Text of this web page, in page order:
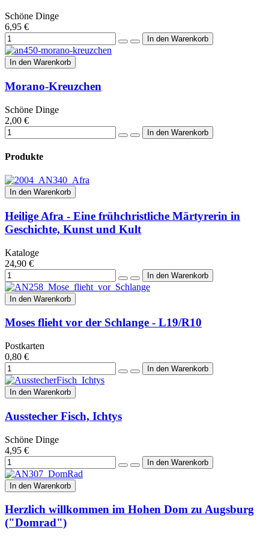
Schöne Dinge
6,95 €
In den Warenkorb
Morano-Kreuzchen
Schöne Dinge
2,00 €
Produkte
In den Warenkorb
Heilige Afra - Eine frühchristliche Märtyrerin in
Geschichte, Kunst und Kult
Kataloge
24,90 €
In den Warenkorb
Moses flieht vor der Schlange - L19/R10
Postkarten
0,80 €
In den Warenkorb
Ausstecher Fisch, Ichtys
Schöne Dinge
4,95 €
In den Warenkorb
Herzlich willkommen im Hohen Dom zu Augsburg
("Domrad")